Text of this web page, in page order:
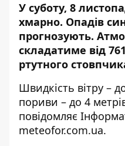
У суботу, 8
хмарно. Опадів
прогнозують.
складатиме від
ртутного
Швидкість вітру –
пориви – до 4
повідомляє
meteofor.com.ua.